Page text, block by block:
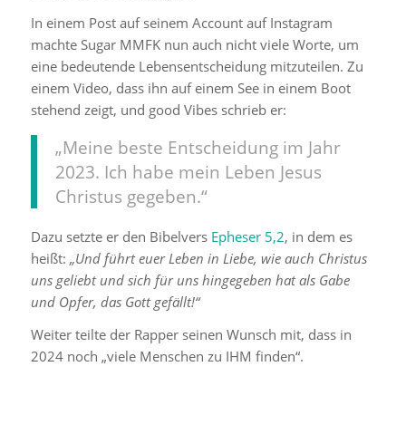
In einem Post auf seinem Account auf Instagram
machte Sugar MMFK nun auch nicht viele Worte, um
eine bedeutende Lebensentscheidung mitzuteilen. Zu
einem Video, dass ihn auf einem See in einem Boot
stehend zeigt, und good Vibes schrieb er:
„Meine beste Entscheidung im Jahr
2023. Ich habe mein Leben Jesus
Christus gegeben.“
Dazu setzte er den Bibelvers Epheser 5,2, in dem es
heißt: „Und führt euer Leben in Liebe, wie auch Christus
uns geliebt und sich für uns hingegeben hat als Gabe
und Opfer, das Gott gefällt!“
Weiter teilte der Rapper seinen Wunsch mit, dass in
2024 noch „viele Menschen zu IHM finden“.